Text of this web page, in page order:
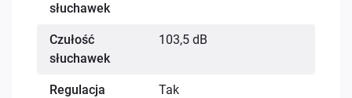
słuchawek
Czułość
słuchawek
103,5 dB
Regulacja
Tak